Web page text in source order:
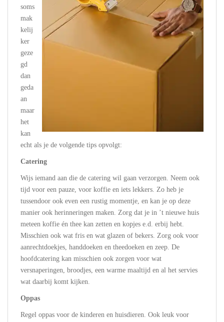
soms
mak
kelij
ker
geze
gd
dan
geda
an
maar
het
kan
echt als je de volgende tips opvolgt:
Catering
Wijs iemand aan die de catering wil gaan verzorgen. Neem ook
tijd voor een pauze, voor koffie en iets lekkers. Zo heb je
tussendoor ook even een rustig momentje, en kan je op deze
manier ook herinneringen maken. Zorg dat je in ’t nieuwe huis
meteen koffie én thee kan zetten en kopjes e.d. erbij hebt.
Misschien ook wat fris en wat glazen of bekers. Zorg ook voor
aanrechtdoekjes, handdoeken en theedoeken en zeep. De
hoofdcatering kan misschien ook zorgen voor wat
versnaperingen, broodjes, een warme maaltijd en al het servies
wat daarbij komt kijken.
Oppas
Regel oppas voor de kinderen en huisdieren. Ook leuk voor